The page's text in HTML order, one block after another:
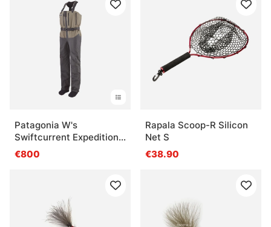
Patagonia W's
Swiftcurrent Expedition
Zip Front Waders RVGN
€800
Rapala Scoop-R Silicon
Net S
€38.90